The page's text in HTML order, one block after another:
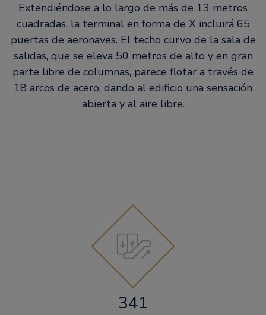
Extendiéndose a lo largo de más de 13 metros
cuadradas, la terminal en forma de X incluirá 65
puertas de aeronaves. El techo curvo de la sala de
salidas, que se eleva 50 metros de alto y en gran
parte libre de columnas, parece flotar a través de
18 arcos de acero, dando al edificio una sensación
abierta y al aire libre.
341